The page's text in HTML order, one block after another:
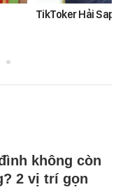
TikToker Hải
không còn
2 vị trí gọn